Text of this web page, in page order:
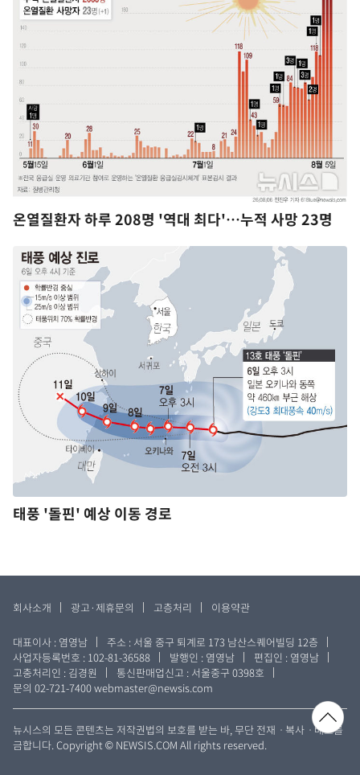
온열질환자 하루 208명 '역대 최다'…누적 사망 23명
태풍 '돌핀' 예상 이동 경로
회사소개 광고·제휴문의 고층처리 이용약관
대표이사 : 염영남
주소 : 서울 중구 퇴계로 173 남산스퀘어빌딩 12층
사업자등록번호 : 102-81-36588
발행인 : 염영남
편집인 : 염영남
고충처리인 : 김경원
통신판매업신고 : 서울중구 0398호
문의 02-721-7400webmaster@newsis.com
뉴시스의 모든 콘텐츠는 저작권법의 보호를 받는 바, 무단 전재ㆍ복사ㆍ배포를
금합니다. Copyright © NEWSIS.COM All rights reserved.